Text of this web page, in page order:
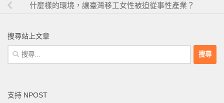
什麼樣的環境，讓臺灣移工女性被迫從事性產業？
搜尋站上文章
搜
尋
字:
支持 NPOST